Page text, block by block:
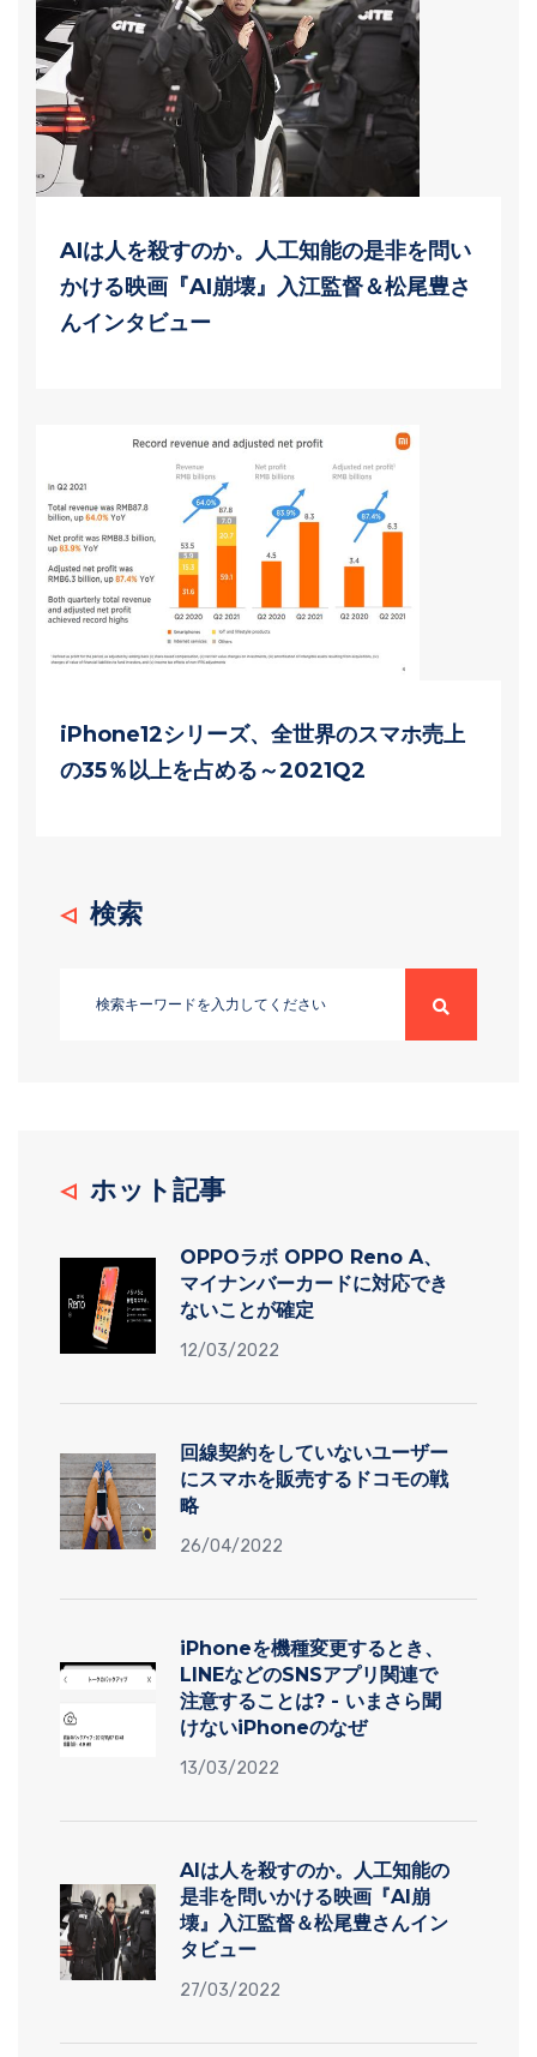
AIは人を殺すのか。人工知能の是非を問い
かける映画『AI崩壊』入江監督＆松尾豊さ
んインタビュー
iPhone12シリーズ、全世界のスマホ売上
の35％以上を占める～2021Q2
検索
ホット記事
OPPOラボ OPPO Reno A、
マイナンバーカードに対応でき
ないことが確定
12/03/2022
回線契約をしていないユーザー
にスマホを販売するドコモの戦
略
26/04/2022
iPhoneを機種変更するとき、
LINEなどのSNSアプリ関連で
注意することは? - いまさら聞
けないiPhoneのなぜ
13/03/2022
AIは人を殺すのか。人工知能の
是非を問いかける映画『AI崩
壊』入江監督＆松尾豊さんイン
タビュー
27/03/2022